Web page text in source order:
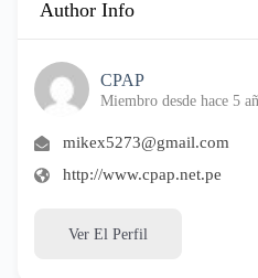
Author Info
CPAP
Miembro desde hace 5
mikex5273@gmail.com
http://www.cpap.net.pe
Ver El Perfil